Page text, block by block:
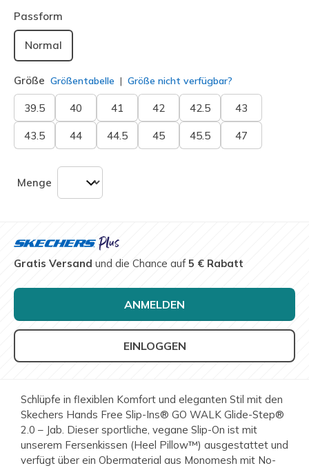
Passform
Normal
Größe Größentabelle Größe nicht verfügbar?
39.5 40 41 42 42.5 43
43.5 44 44.5 45 45.5 47
Menge
Gratis Versand und die Chance auf5 € Rabatt
ANMELDEN
EINLOGGEN
Schlüpfe in flexiblen Komfort und eleganten Stil mit den
Skechers Hands Free Slip-Ins® GO WALK Glide-Step®
2.0 – Jab. Dieser sportliche, vegane Slip-On ist mit
unserem Fersenkissen (Heel Pillow™) ausgestattet und
verfügt über ein Obermaterial aus Monomesh mit No-